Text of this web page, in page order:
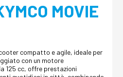
MOVIE
compatto e agile, ideale per
con un motore
125 cc, offre prestazioni